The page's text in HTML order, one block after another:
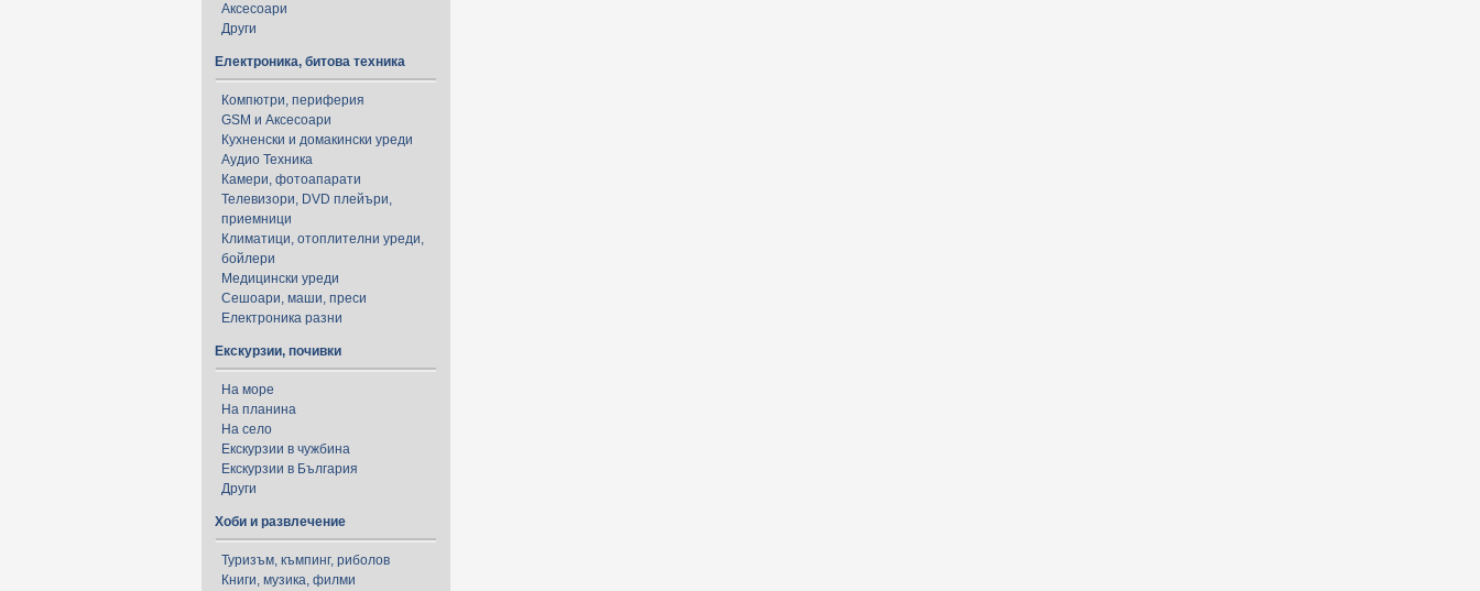
Аксесоари
Други
Електроника, битова техника
Компютри, периферия
GSM и Аксесоари
Кухненски и домакински уреди
Аудио Техника
Камери, фотоапарати
Телевизори, DVD плейъри,
приемници
Климатици, отоплителни уреди,
бойлери
Медицински уреди
Сешоари, маши, преси
Електроника разни
Екскурзии, почивки
На море
На планина
На село
Екскурзии в чужбина
Екскурзии в България
Други
Хоби и развлечение
Туризъм, къмпинг, риболов
Книги, музика, филми